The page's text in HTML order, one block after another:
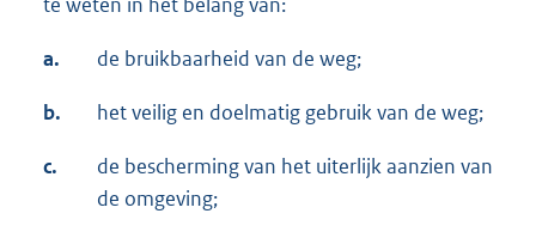
a. de bruikbaarheid van de weg;
b. het veilig en doelmatig gebruik van de weg;
c.
de bescherming van het uiterlijk aanzien van
de omgeving;